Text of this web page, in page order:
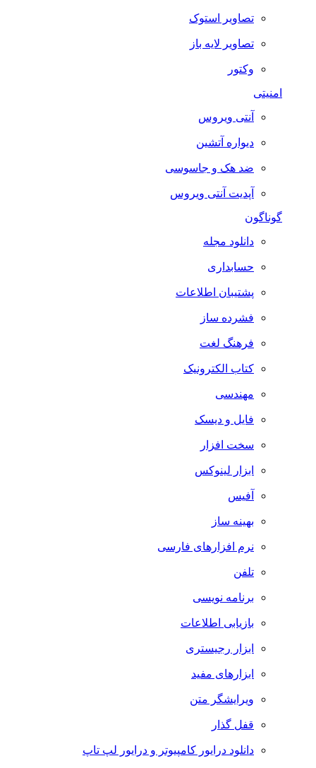
تصاویر استوک
تصاویر لایه باز
وکتور
امنیتی
آنتی ویروس
دیواره آتشین
ضد هک و جاسوسی
آپدیت آنتی ویروس
گوناگون
دانلود مجله
حسابداری
پشتیبان اطلاعات
فشرده ساز
فرهنگ لغت
کتاب الکترونیک
مهندسی
فایل و دیسک
سخت افزار
ابزار لینوکس
آفیس
بهینه ساز
نرم افزارهای فارسی
تلفن
برنامه نویسی
بازیابی اطلاعات
ابزار رجیستری
ابزارهای مفید
ویرایشگر متن
قفل گذار
دانلود درایور کامپیوتر و درایور لپ تاپ